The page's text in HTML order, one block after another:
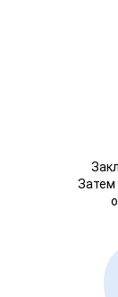
Затем